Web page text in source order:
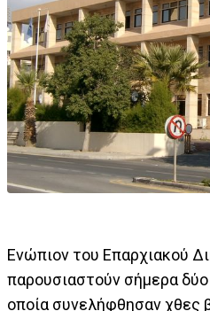
Ενώπιον του Επαρχιακού
παρουσιαστούν σήμερα
οποία συνελήφθησαν χθες